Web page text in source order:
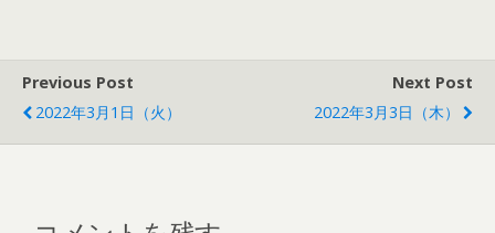
Previous Post
2022年3月1日（火）
Next Post
2022年3月3日（木）